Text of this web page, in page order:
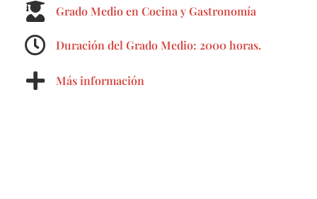
Grado Medio en Cocina y Gastronomía
Duración del Grado Medio: 2000 horas.
Más información